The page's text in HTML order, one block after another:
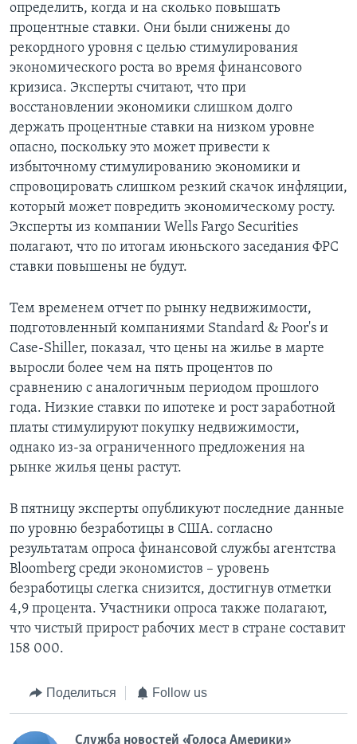
определить, когда и на сколько повышать
процентные ставки. Они были снижены до
рекордного уровня с целью стимулирования
экономического роста во время финансового
кризиса. Эксперты считают, что при
восстановлении экономики слишком долго
держать процентные ставки на низком уровне
опасно, поскольку это может привести к
избыточному стимулированию экономики и
спровоцировать слишком резкий скачок инфляции,
который может повредить экономическому росту.
Эксперты из компании Wells Fargo Securities
полагают, что по итогам июньского заседания ФРС
ставки повышены не будут.
Тем временем отчет по рынку недвижимости,
подготовленный компаниями Standard & Poor's и
Case-Shiller, показал, что цены на жилье в марте
выросли более чем на пять процентов по
сравнению с аналогичным периодом прошлого
года. Низкие ставки по ипотеке и рост заработной
платы стимулируют покупку недвижимости,
однако из-за ограниченного предложения на
рынке жилья цены растут.
В пятницу эксперты опубликуют последние данные
по уровню безработицы в США. согласно
результатам опроса финансовой службы агентства
Bloomberg среди экономистов – уровень
безработицы слегка снизится, достигнув отметки
4,9 процента. Участники опроса также полагают,
что чистый прирост рабочих мест в стране составит
158 000.
Поделиться Follow us
Служба новостей «Голоса Америки»